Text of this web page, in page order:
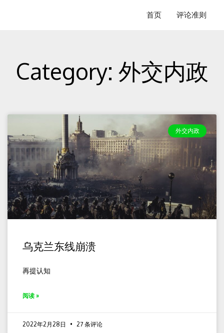
首页 评论准则
Category: 外交内政
外交内政
乌克兰东线崩溃
再提认知
阅读 »
2022年2月28日 27 条评论